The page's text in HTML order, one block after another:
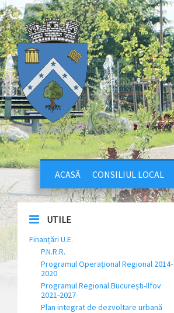
ACASĂ CONSILIUL LOCAL
UTILE
Finanțări U.E.
P.N.R.R.
Programul Operațional Regional 2014-
2020
Programul Regional București-Ilfov
2021-2027
Plan integrat de dezvoltare urbană